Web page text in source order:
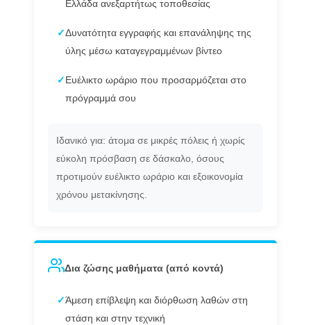
Ελλάδα ανεξαρτήτως τοποθεσίας
✓Δυνατότητα εγγραφής και επανάληψης της
ύλης μέσω καταγεγραμμένων βίντεο
✓ Ευέλικτο ωράριο που προσαρμόζεται στο
πρόγραμμά σου
Ιδανικό για: άτομα σε μικρές πόλεις ή χωρίς
εύκολη πρόσβαση σε δάσκαλο, όσους
προτιμούν ευέλικτο ωράριο και εξοικονομία
χρόνου μετακίνησης.
Δια ζώσης μαθήματα (από κοντά)
✓Άμεση επίβλεψη και διόρθωση λαθών στη
στάση και στην τεχνική